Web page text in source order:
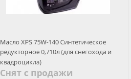
Масло XPS 75W-140 Синтетическое
редукторное 0,710л (для снегохода и
квадроцикла)
Снят с продажи